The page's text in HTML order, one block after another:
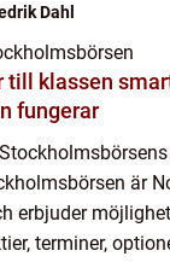
Dahl
smarta idéer
fungerar
är
erbjuder
terminer,